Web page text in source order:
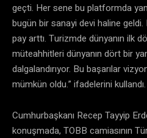
geçti. Her sene bu platformda
bugün bir sanayi devi haline geldi.
pay arttı. Turizmde dünyanın ilk
müteahhitleri dünyanın dört bir
dalgalandırıyor. Bu başarılar
mümkün oldu.” ifadelerini kullandı.
Cumhurbaşkanı Recep Tayyip
konuşmada, TOBB camiasının